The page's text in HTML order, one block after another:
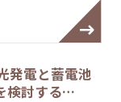
発電と蓄電池
検討する…